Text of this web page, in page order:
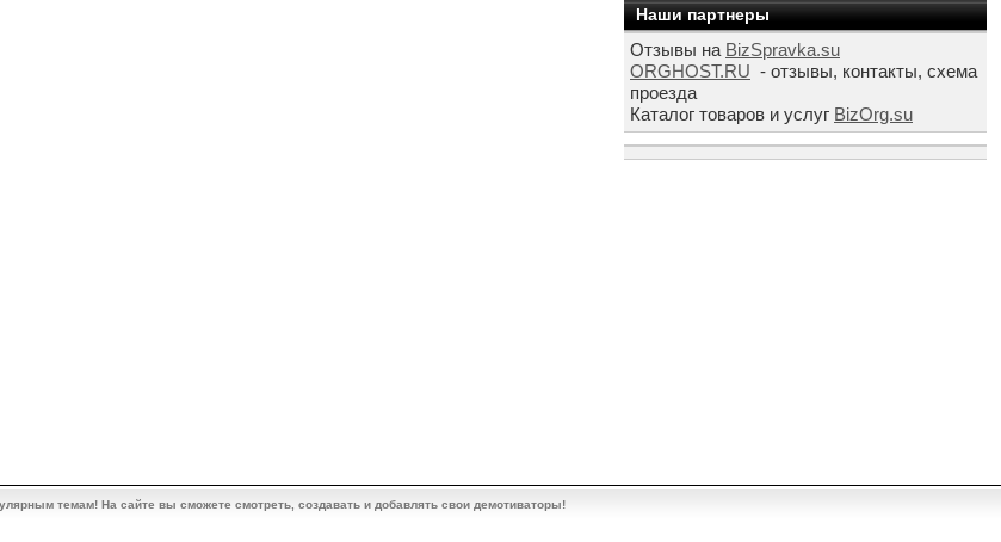
Наши партнеры
Отзывы на BizSpravka.su
ORGHOST.RU - отзывы, контакты, схема
проезда
Каталог товаров и услуг BizOrg.su
темам! На сайте вы сможете смотреть, создавать и добавлять свои демотиваторы!